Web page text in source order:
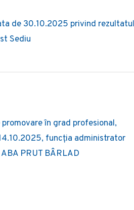
de 30.10.2025 privind
Sediu
în grad profesional,
funcția administrator
PRUT BÂRLAD